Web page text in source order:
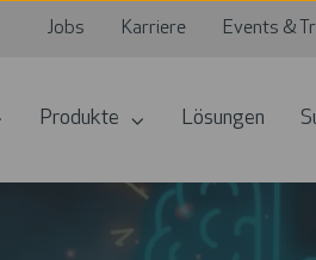
Jobs Karriere Events &
Produkte Lösungen